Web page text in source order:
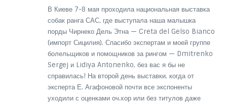
В Киеве 7-8 мая проходила национальная выставка
собак ранга САС, где выступала наша малышка
порды Чирнеко Дель Этна — Creta del Gelso Bianco
(импорт Сицилия). Спасибо экспертам и моей группе
болельщиков и помощников за рингом — Dmitrenko
Sergej и Lidiya Antonenko, без вас я бы не
справилась! На второй день выставки, когда от
эксперта Е. Агафоновой почти все экспоненты
уходили с оценками оч.хор или без титулов даже